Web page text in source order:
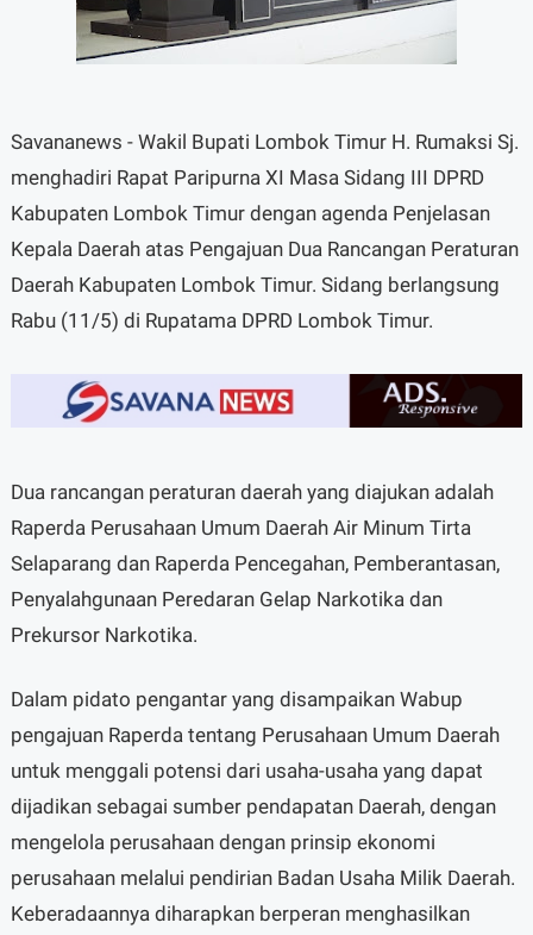
Savananews - Wakil Bupati Lombok Timur H. Rumaksi Sj.
menghadiri Rapat Paripurna XI Masa Sidang III DPRD
Kabupaten Lombok Timur dengan agenda Penjelasan
Kepala Daerah atas Pengajuan Dua Rancangan Peraturan
Daerah Kabupaten Lombok Timur. Sidang berlangsung
Rabu (11/5) di Rupatama DPRD Lombok Timur.
Dua rancangan peraturan daerah yang diajukan adalah
Raperda Perusahaan Umum Daerah Air Minum Tirta
Selaparang dan Raperda Pencegahan, Pemberantasan,
Penyalahgunaan Peredaran Gelap Narkotika dan
Prekursor Narkotika.
Dalam pidato pengantar yang disampaikan Wabup
pengajuan Raperda tentang Perusahaan Umum Daerah
untuk menggali potensi dari usaha-usaha yang dapat
dijadikan sebagai sumber pendapatan Daerah, dengan
mengelola perusahaan dengan prinsip ekonomi
perusahaan melalui pendirian Badan Usaha Milik Daerah.
Keberadaannya diharapkan berperan menghasilkan